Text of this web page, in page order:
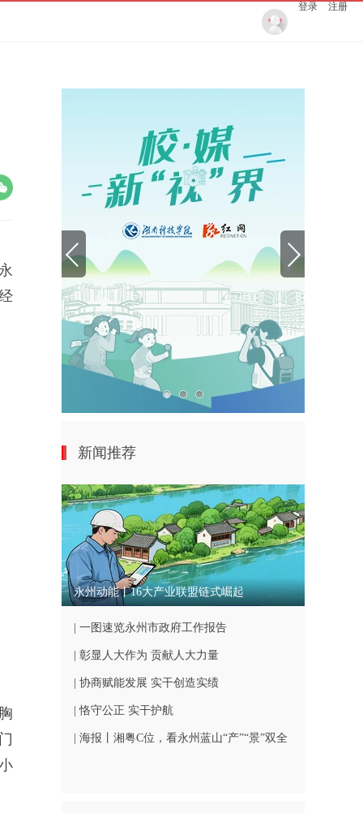
登录 注册
新闻推荐
永州动能丨16大产业联盟链式崛起
| 一图速览永州市政府工作报告
| 彰显人大作为 贡献人大力量
| 协商赋能发展 实干创造实绩
| 恪守公正 实干护航
| 海报丨湘粤C位，看永州蓝山“产”“景”双全